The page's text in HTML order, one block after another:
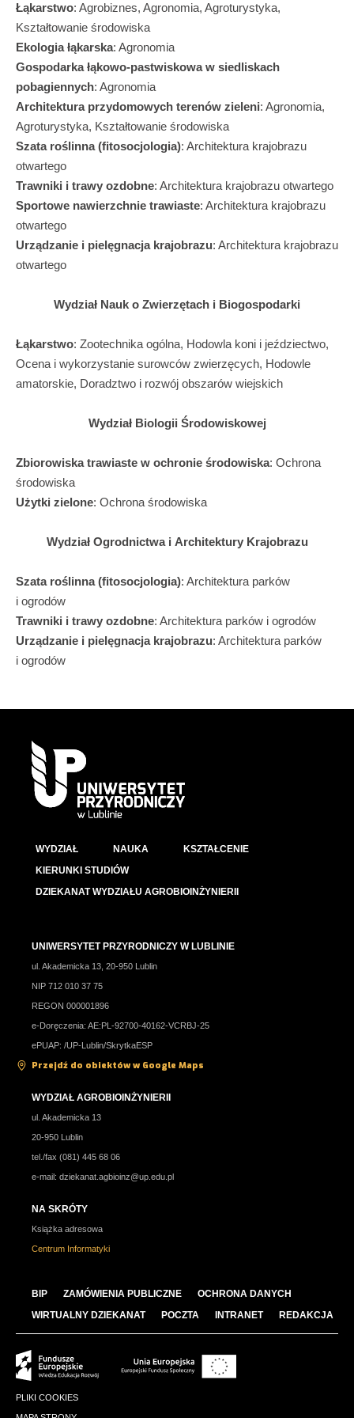
Łąkarstwo: Agrobiznes, Agronomia, Agroturystyka,
Kształtowanie środowiska
Ekologia łąkarska: Agronomia
Gospodarka łąkowo-pastwiskowa w siedliskach
pobagiennych: Agronomia
Architektura przydomowych terenów zieleni: Agronomia,
Agroturystyka, Kształtowanie środowiska
Szata roślinna (fitosocjologia): Architektura krajobrazu
otwartego
Trawniki i trawy ozdobne: Architektura krajobrazu otwartego
Sportowe nawierzchnie trawiaste: Architektura krajobrazu
otwartego
Urządzanie i pielęgnacja krajobrazu: Architektura krajobrazu
otwartego
Wydział Nauk o Zwierzętach i Biogospodarki
Łąkarstwo: Zootechnika ogólna, Hodowla koni i jeździectwo,
Ocena i wykorzystanie surowców zwierzęcych, Hodowle
amatorskie, Doradztwo i rozwój obszarów wiejskich
Wydział Biologii Środowiskowej
Zbiorowiska trawiaste w ochronie środowiska: Ochrona
środowiska
Użytki zielone: Ochrona środowiska
Wydział Ogrodnictwa i Architektury Krajobrazu
Szata roślinna (fitosocjologia): Architektura parków
i ogrodów
Trawniki i trawy ozdobne: Architektura parków i ogrodów
Urządzanie i pielęgnacja krajobrazu: Architektura parków
i ogrodów
WYDZIAŁ NAUKA
KSZTAŁCENIE
KIERUNKI STUDIÓW
DZIEKANAT WYDZIAŁU AGROBIOINŻYNIERII
UNIWERSYTET PRZYRODNICZY W LUBLINIE
ul. Akademicka 13, 20-950 Lublin
NIP 712 010 37 75
REGON 000001896
e-Doręczenia: AE:PL-92700-40162-VCRBJ-25
ePUAP: /UP-Lublin/SkrytkaESP
Przejdź do obiektów w Google Maps
WYDZIAŁ AGROBIOINŻYNIERII
ul. Akademicka 13
20-950 Lublin
tel./fax (081) 445 68 06
e-mail: dziekanat.agbioinz@up.edu.pl
NA SKRÓTY
Książka adresowa
Centrum Informatyki
BIP ZAMÓWIENIA PUBLICZNE
OCHRONA DANYCH
WIRTUALNY DZIEKANAT
POCZTA INTRANET REDAKCJA
PLIKI COOKIES